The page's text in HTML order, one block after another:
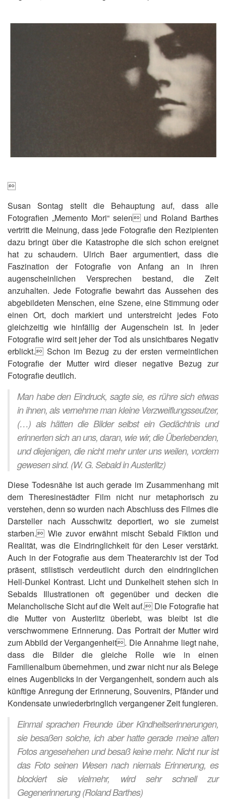

Susan Sontag stellt die Behauptung auf, dass alle
Fotografien „Memento Mori“ seien und Roland Barthes
vertritt die Meinung, dass jede Fotografie den Rezipienten
dazu bringt über die Katastrophe die sich schon ereignet
hat zu schaudern. Ulrich Baer argumentiert, dass die
Faszination der Fotografie von Anfang an in ihren
augenscheinlichen Versprechen bestand, die Zeit
anzuhalten. Jede Fotografie bewahrt das Aussehen des
abgebildeten Menschen, eine Szene, eine Stimmung oder
einen Ort, doch markiert und unterstreicht jedes Foto
gleichzeitig wie hinfällig der Augenschein ist. In jeder
Fotografie wird seit jeher der Tod als unsichtbares Negativ
erblickt. Schon im Bezug zu der ersten vermeintlichen
Fotografie der Mutter wird dieser negative Bezug zur
Fotografie deutlich.
Man habe den Eindruck, sagte sie, es rühre sich etwas
in ihnen, als vernehme man kleine Verzweiflungsseufzer,
(…) als hätten die Bilder selbst ein Gedächtnis und
erinnerten sich an uns, daran, wie wir, die Überlebenden,
und diejenigen, die nicht mehr unter uns weilen, vordem
gewesen sind. (W. G. Sebald in Austerlitz)
Diese Todesnähe ist auch gerade im Zusammenhang mit
dem Theresinestädter Film nicht nur metaphorisch zu
verstehen, denn so wurden nach Abschluss des Filmes die
Darsteller nach Ausschwitz deportiert, wo sie zumeist
starben. Wie zuvor erwähnt mischt Sebald Fiktion und
Realität, was die Eindringlichkeit für den Leser verstärkt.
Auch in der Fotografie aus dem Theaterarchiv ist der Tod
präsent, stilistisch verdeutlicht durch den eindringlichen
Hell-Dunkel Kontrast. Licht und Dunkelheit stehen sich in
Sebalds Illustrationen oft gegenüber und decken die
Melancholische Sicht auf die Welt auf. Die Fotografie hat
die Mutter von Austerlitz überlebt, was bleibt ist die
verschwommene Erinnerung. Das Portrait der Mutter wird
zum Abbild der Vergangenheit. Die Annahme liegt nahe,
dass die Bilder die gleiche Rolle wie in einen
Familienalbum übernehmen, und zwar nicht nur als Belege
eines Augenblicks in der Vergangenheit, sondern auch als
künftige Anregung der Erinnerung, Souvenirs, Pfänder und
Kondensate unwiederbringlich vergangener Zeit fungieren.
Einmal sprachen Freunde über Kindheitserinnerungen,
sie besaßen solche, ich aber hatte gerade meine alten
Fotos angesehehen und besaß keine mehr. Nicht nur ist
das Foto seinen Wesen nach niemals Erinnerung, es
blockiert sie vielmehr, wird sehr schnell zur
Gegenerinnerung (Roland Barthes)